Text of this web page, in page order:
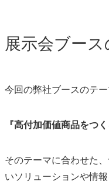
展示会ブー
今回の弊社ブースのテー
『高付加価値商品をつ
そのテーマに合わせた
いソリューションや情